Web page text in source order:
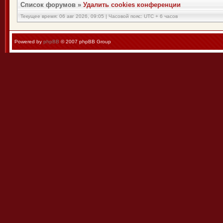
Список форумов » Удалить cookies конференции
Текущее время: 06 авг 2026, 09:05 | Часовой пояс: UTC + 6 часов
Powered by phpBB © 2007 phpBB Group